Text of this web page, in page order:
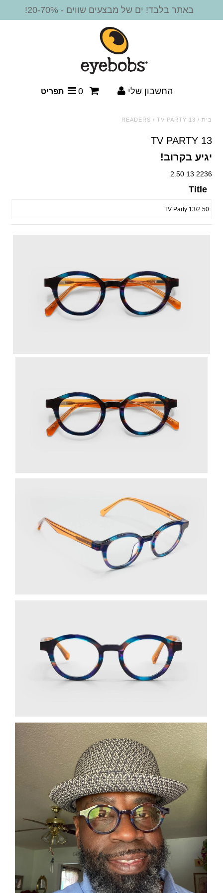
מסגרות משקפיים
משקפי שמש
משקפי שמש - קריאה
משקפי שמש ביפוקל
אביזרים
SALE
באתר בלבד! ים של מבצעים שווים - 20-70%!
החשבון שלי 0 תפריט
בית /
READERS / TV PARTY 13
TV PARTY 13
יגיע בקרוב!
2236 13 2.50
Title